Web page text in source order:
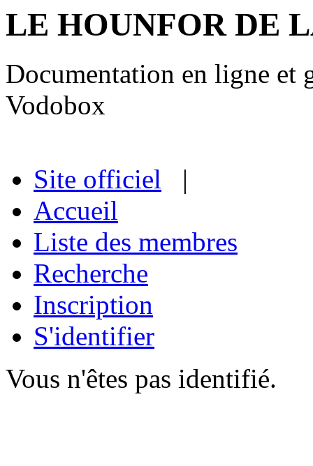
LE HOUNFOR DE
Documentation en ligne et
Vodobox
Site officiel |
Accueil
Liste des membres
Recherche
Inscription
S'identifier
Vous n'êtes pas identifié.